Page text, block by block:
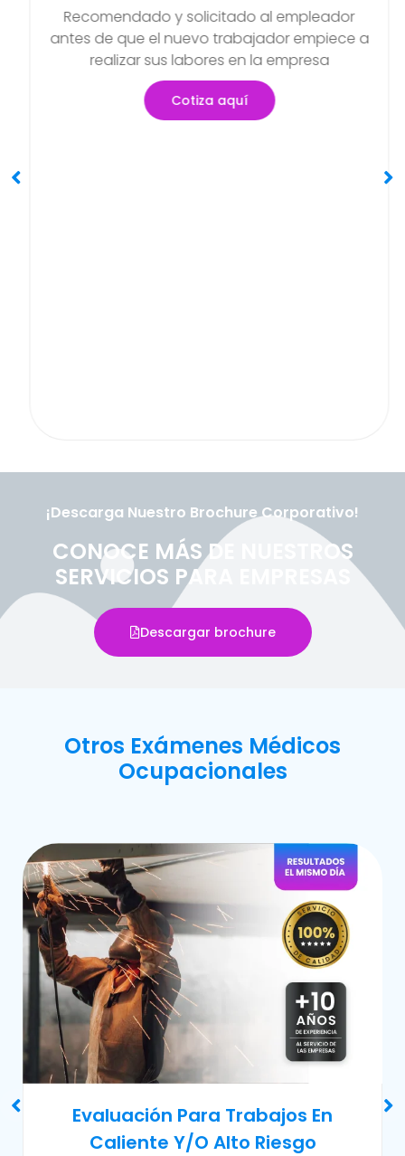
¡Descarga Nuestro Brochure Corporativo!
CONOCE MÁS DE NUESTROS
SERVICIOS PARA EMPRESAS
Descargar brochure
Otros Exámenes Médicos
Ocupacionales
Examen Médico Ocupacional De
Reincorporación Laboral